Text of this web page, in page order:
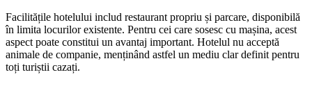
Facilitățile hotelului includ restaurant propriu și parcare, disponibilă
în limita locurilor existente. Pentru cei care sosesc cu mașina, acest
aspect poate constitui un avantaj important. Hotelul nu acceptă
animale de companie, menținând astfel un mediu clar definit pentru
toți turiștii cazați.